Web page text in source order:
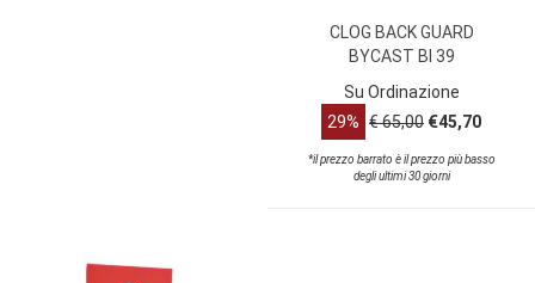
CLOG BACK GUARD
BYCAST BI 39
Su Ordinazione
29% € 65,00 €45,70
*il prezzo barrato è il prezzo più basso
degli ultimi 30 giorni